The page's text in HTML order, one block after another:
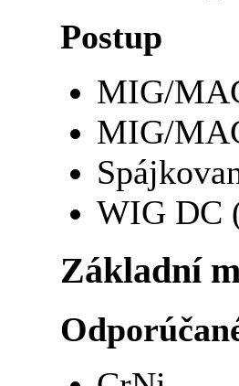
Postup
MIG/
MIG/
WIG DC
Základní